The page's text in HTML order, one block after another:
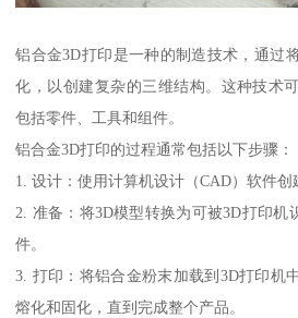
铝合金3D打印是一种的制造技术，通过
化，以创建复杂的三维结构。这种技术
包括零件、工具和组件。
铝合金3D打印的过程通常包括以下步骤：
1. 设计：使用计算机设计（CAD）软件创
2. 准备：将3D模型转换为可被3D打印机
件。
3. 打印：将铝合金粉末加载到3D打印机
熔化和固化，直到完成整个产品。